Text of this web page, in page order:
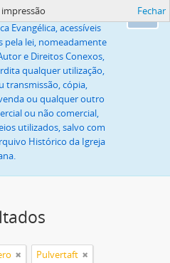
Ok
propriedade da Igreja
Evangélica, acessíveis
pela lei, nomeadamente
e Direitos Conexos,
qualquer utilização,
transmissão, cópia,
ou qualquer outro
ou não comercial,
utilizados, salvo com
Histórico da Igreja
Fechar
Pulvertaft